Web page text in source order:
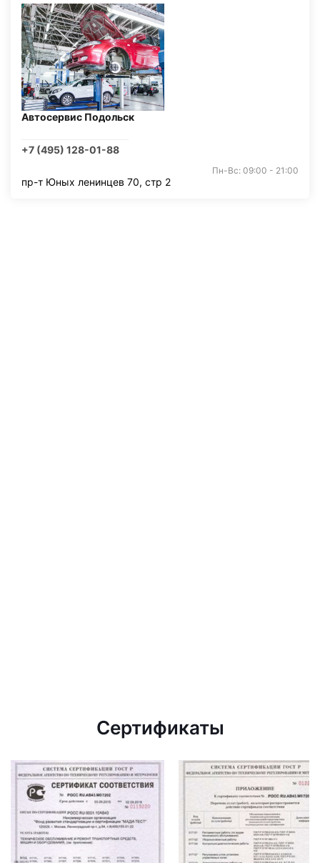
Автосервис Подольск
+7 (495) 128-01-88
Пн-Вс: 09:00 - 21:00
пр-т Юных ленинцев 70, стр 2
Сертификаты